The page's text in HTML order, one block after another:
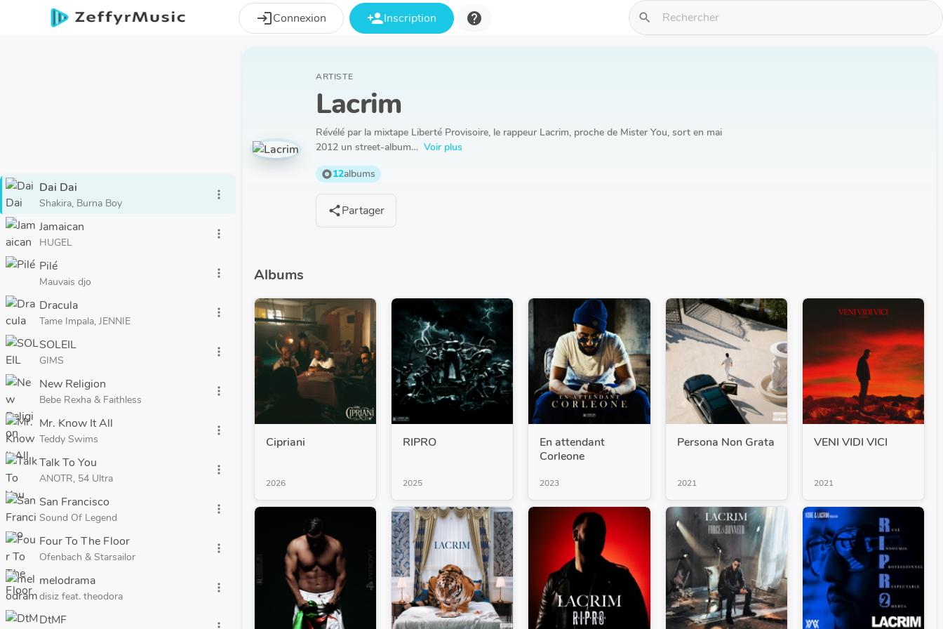
Aller au contenu principal
loginConnexion person_addInscription help search
Dai Dai
Shakira, Burna Boy
more_vert
Jamaican
HUGEL
more_vert
Pilé
Mauvais djo
more_vert
Dracula
Tame Impala, JENNIE
more_vert
SOLEIL
GIMS
more_vert
New Religion
Bebe Rexha & Faithless
more_vert
Mr. Know It All
Teddy Swims
more_vert
Talk To You
ANOTR, 54 Ultra
more_vert
San Francisco
Sound Of Legend
more_vert
Four To The Floor
Ofenbach & Starsailor
more_vert
melodrama
disiz feat. theodora
more_vert
DtMF
ARTISTE
Lacrim
Révélé par la mixtape Liberté Provisoire, le rappeur Lacrim, proche de Mister You, sort en mai
2012 un street-album… Voir plus
album12albums
sharePartager
Albums
Cipriani
2026
RIPRO
2025
En attendant
Corleone
2023
Persona Non Grata
2021
VENI VIDI VICI
2021